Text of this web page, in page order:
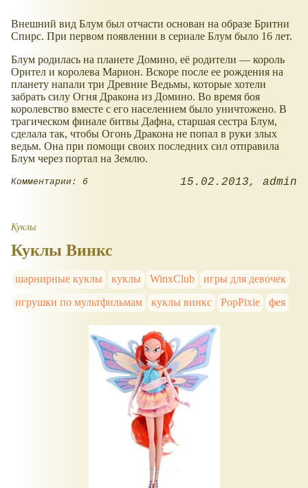
Внешний вид Блум был отчасти основан на образе Бритни
Спирс. При первом появлении в сериале Блум было 16 лет.
Блум родилась на планете Домино, её родители — король
Орител и королева Марион. Вскоре после ее рождения на
планету напали три Древние Ведьмы, которые хотели
забрать силу Огня Дракона из Домино. Во время боя
королевство вместе с его населением было уничтожено. В
трагическом финале битвы Дафна, старшая сестра Блум,
сделала так, чтобы Огонь Дракона не попал в руки злых
ведьм. Она при помощи своих последних сил отправила
Блум через портал на Землю.
Комментарии: 6 15.02.2013 admin
Куклы
Куклы Винкс
шарнирные куклы куклы WinxClub
игры для девочек
игрушки по мультфильмам
куклы винкс PopPixie фея